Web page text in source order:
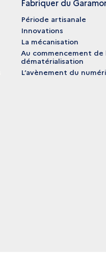
Fabriquer du
Période artisanale
Innovations
La mécanisation
Au commencement de
dématérialisation
L’avènement du